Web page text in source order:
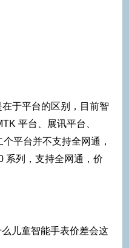
于平台的区别，目前智
平台、展讯平台、
平台并不支持全网通，
系列，支持全网通，价